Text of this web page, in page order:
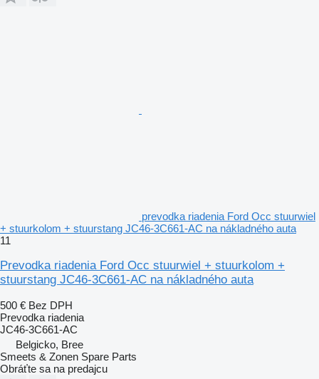
prevodka riadenia Ford Occ stuurwiel
+ stuurkolom + stuurstang JC46-3C661-AC na nákladného auta
11
Prevodka riadenia Ford Occ stuurwiel + stuurkolom +
stuurstang JC46-3C661-AC na nákladného auta
500 € Bez DPH
Prevodka riadenia
JC46-3C661-AC
Belgicko, Bree
Smeets & Zonen Spare Parts
Obráťte sa na predajcu